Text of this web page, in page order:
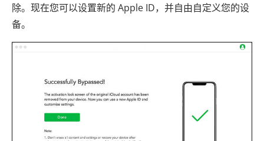
除。现在您可以设置新的 Apple ID，并自由自定义您的设
备。